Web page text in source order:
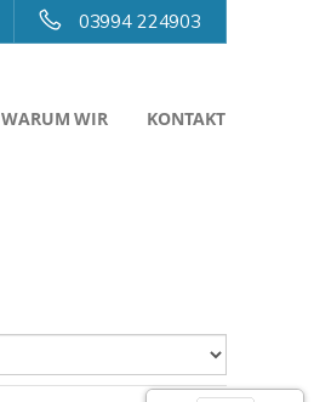
03994 224903
WARUM WIR KONTAKT